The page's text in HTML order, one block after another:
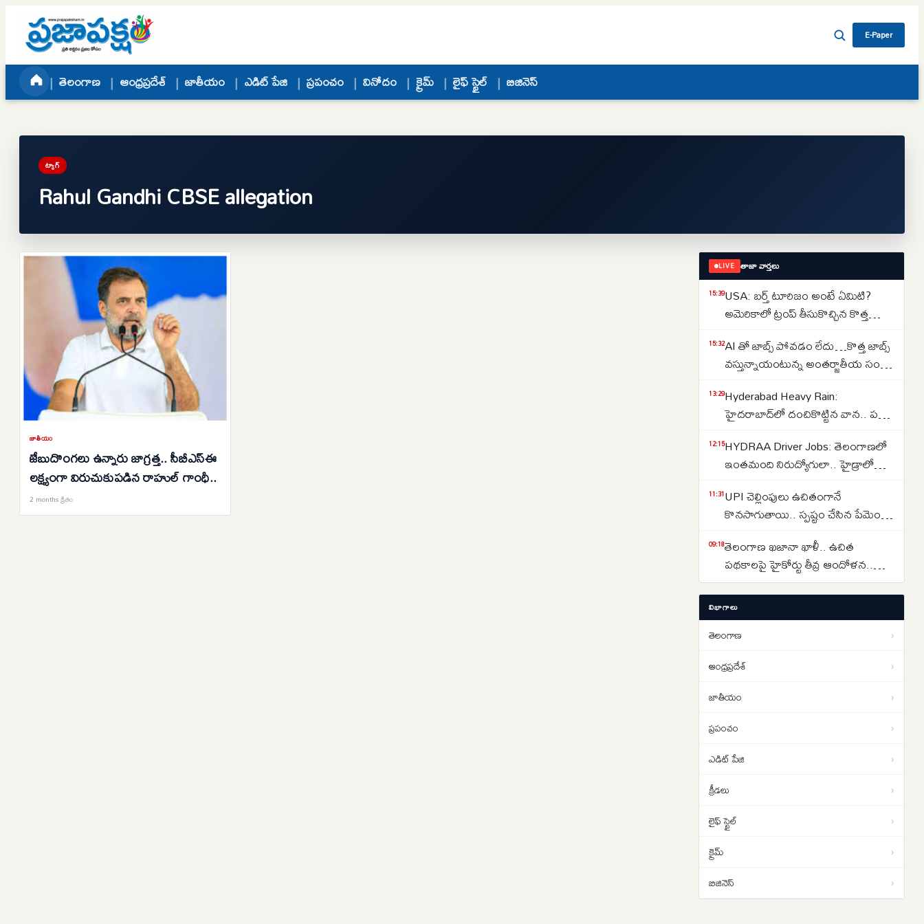
Skip to content
E-Paper
తెలంగాణ ఆంధ్రప్రదేశ్ జాతీయం ఎడిట్ పేజి ప్రపంచం వినోదం క్రైమ్ లైఫ్ స్టైల్ బిజినెస్
ట్యాగ్
Rahul Gandhi CBSE allegation
జాతీయం
జేబుదొంగలు ఉన్నారు జాగ్రత్త.. సీబీఎస్‌ఈ
లక్ష్యంగా విరుచుకుపడిన రాహుల్ గాంధీ..
2 months క్రితం
LIVE తాజా వార్తలు
15:39USA: బర్త్ టూరిజం అంటే ఏమిటి?
అమెరికాలో ట్రంప్ తీసుకొచ్చిన కొత్త
15:32AI తో జాబ్స్ పోవడం లేదు…కొత్త జాబ్స్
వస్తున్నాయంటున్న అంతర్జాతీయ సంస్థ
13:29Hyderabad Heavy Rain:
హైదరాబాద్‌లో దంచికొట్టిన వాన.. పలు
అత్యవసరమైతే తప్ప ఇళ్ల నుంచి
బయటకు రావొద్దని సూచన..
12:15HYDRAA Driver Jobs: తెలంగాణలో
ఇంతమంది నిరుద్యోగులా.. హైడ్రాలో
వేలాది మంది..
11:31UPI చెల్లింపులు ఉచితంగానే
కొనసాగుతాయి.. స్పష్టం చేసిన పేమెంట్
09:18తెలంగాణ ఖజానా ఖాళీ.. ఉచిత
పథకాలపై హైకోర్టు తీవ్ర ఆందోళన..
కోటీశ్వరులకు రైతుబంధు ఇవ్వడంపై
నిలదీత..
09:11మందుబాబులకు షాక్.. తెలంగాణలో
మద్యం ధరలు పెంపు దిశగా సర్కారు
యోచన ..
1 బిలియన్ వ్యూస్ దాటిన ‘రామాయణ’
ట్రైలర్
విభాగాలు
తెలంగాణ ›
ఆంధ్రప్రదేశ్ ›
జాతీయం ›
ప్రపంచం ›
ఎడిట్ పేజి ›
క్రీడలు ›
లైఫ్ స్టైల్ ›
క్రైమ్ ›
బిజినెస్ ›